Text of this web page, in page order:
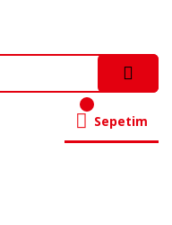
Sepetim